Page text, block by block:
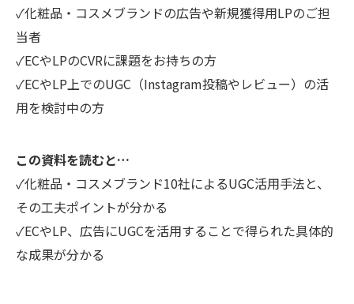
✓化粧品・コスメブランドの広告や新規獲得用LPのご担
当者
✓ECやLPのCVRに課題をお持ちの方
✓ECやLP上でのUGC（Instagram投稿やレビュー）の活
用を検討中の方
この資料を読むと…
✓化粧品・コスメブランド10社によるUGC活用手法と、
その工夫ポイントが分かる
✓ECやLP、広告にUGCを活用することで得られた具体的
な成果が分かる